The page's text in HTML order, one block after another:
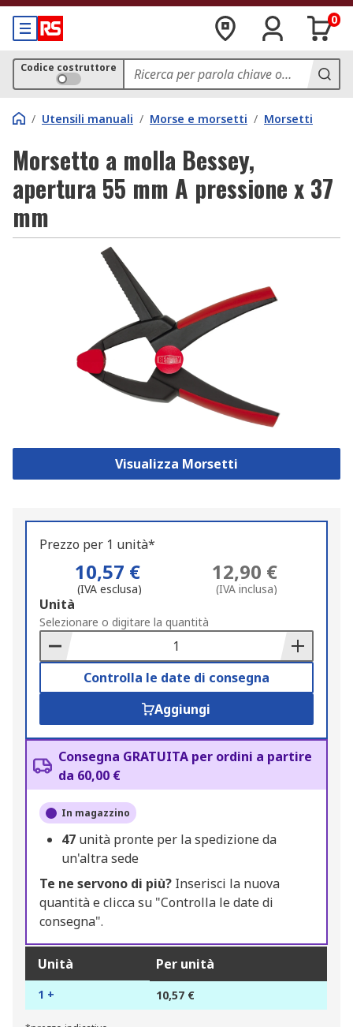
0
Codice costruttore
/ Utensili manuali / Morse e morsetti / Morsetti
Morsetto a molla Bessey,
apertura 55 mm A pressione x 37
mm
Visualizza Morsetti
Prezzo per 1 unità*
10,57 €
(IVA esclusa)
12,90 €
(IVA inclusa)
Add
to
Basket
Unità
Selezionare o digitare la quantità
Controlla le date di consegna
Aggiungi
Consegna GRATUITA per ordini a partire
da 60,00 €
In magazzino
47 unità pronte per la spedizione da
un'altra sede
Te ne servono di più? Inserisci la nuova
quantità e clicca su "Controlla le date di
consegna".
Unità Per unità
1 + 10,57 €